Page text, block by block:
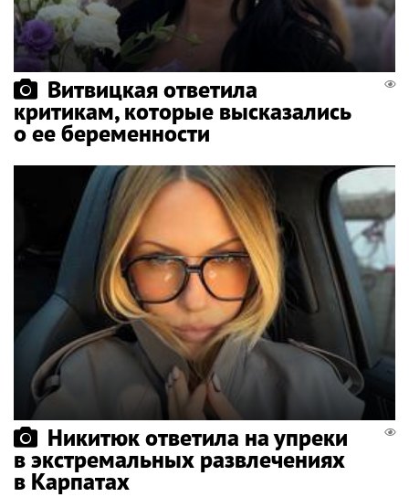
Витвицкая ответила
критикам, которые высказались
о ее беременности
Никитюк ответила на упреки
в экстремальных развлечениях
в Карпатах